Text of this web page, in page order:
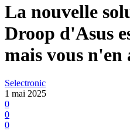
La nouvelle
Droop d'Asus
mais vous n'en
Selectronic
1 mai 2025
0
0
0